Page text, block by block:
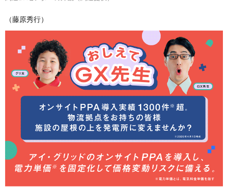
（藤原秀行）